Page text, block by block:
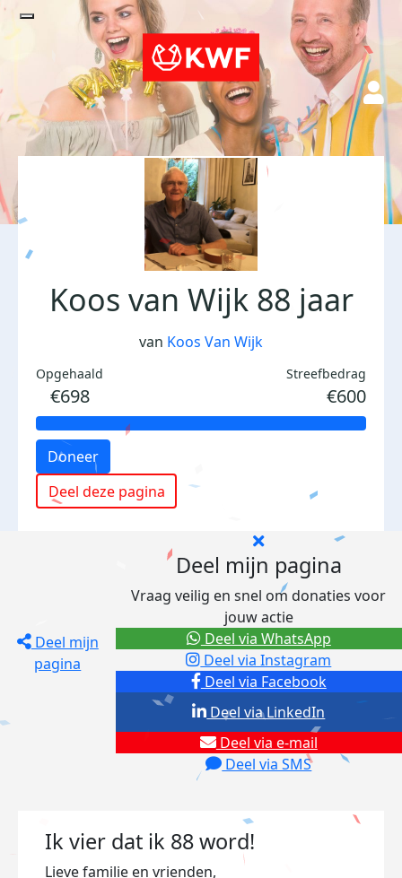
Koos van Wijk 88 jaar
van Koos Van Wijk
Opgehaald
€698
Streefbedrag
€600
Doneer
Deel deze pagina
Deel mijn
pagina
Deel mijn pagina
Vraag veilig en snel om donaties voor
jouw actie
Deel via Facebook
Deel via Instagram
Deel via e-mail
Deel via SMS
Deel via LinkedIn
Deel via WhatsApp
Ik vier dat ik 88 word!
Lieve familie en vrienden,